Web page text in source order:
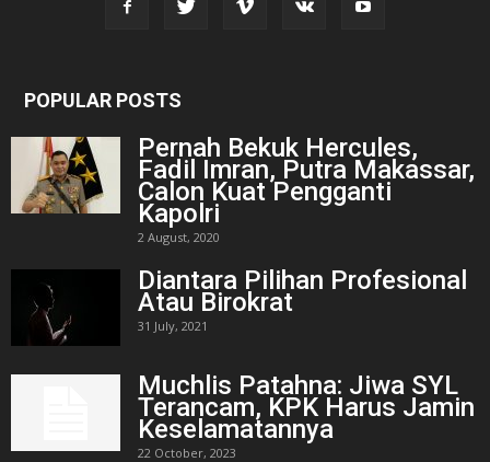
POPULAR POSTS
Pernah Bekuk Hercules,
Fadil Imran, Putra Makassar,
Calon Kuat Pengganti
Kapolri
2 August, 2020
Diantara Pilihan Profesional
Atau Birokrat
31 July, 2021
Muchlis Patahna: Jiwa SYL
Terancam, KPK Harus Jamin
Keselamatannya
22 October, 2023